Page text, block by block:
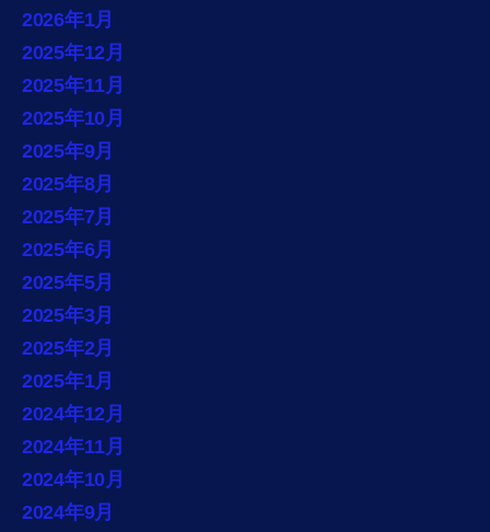
2026年1月
2025年12月
2025年11月
2025年10月
2025年9月
2025年8月
2025年7月
2025年6月
2025年5月
2025年3月
2025年2月
2025年1月
2024年12月
2024年11月
2024年10月
2024年9月